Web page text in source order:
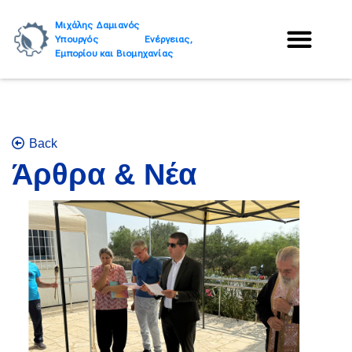
Μιχάλης Δαμιανός
Υπουργός Ενέργειας,
Εμπορίου και Βιομηχανίας
Back
Άρθρα & Νέα